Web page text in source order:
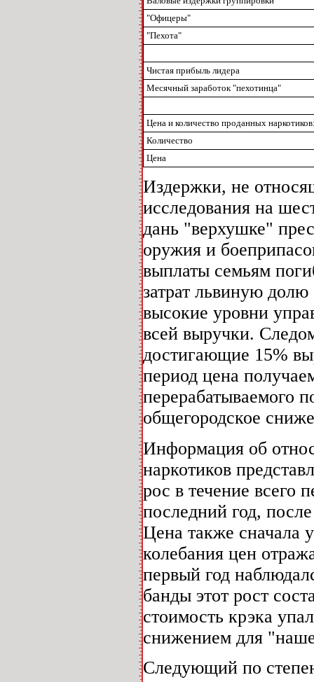
"Офицеры"
"Пехота"
Чистая прибыль лидера
Месячный заработок "пехотинца"
Цена и количество проданных
Количество
Цена
Издержки, не
исследования на
дань "верхушке"
оружия и
выплаты семьям
затрат львиную долю
высокие уровни
всей выручки.
достигающие 15%
период цена
перерабатываемого
общегородское
Информация об
наркотиков
рос в течение всего
последний год,
Цена также сначала
колебания цен
первый год
банды этот рост
стоимость крэка
снижением для
Следующий по